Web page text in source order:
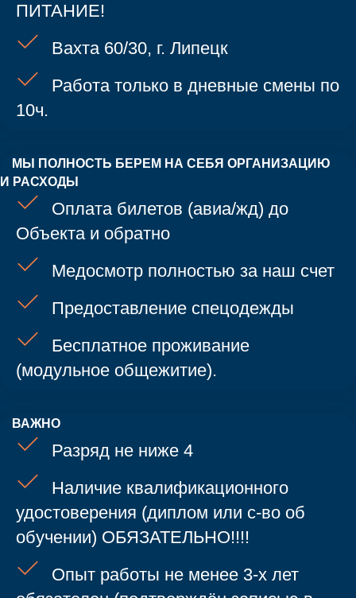
ПИТАНИЕ!
Вахта 60/30, г. Липецк
Работа только в дневные смены по
10ч.
МЫ ПОЛНОСТЬ БЕРЕМ НА СЕБЯ ОРГАНИЗАЦИЮ
И РАСХОДЫ
Оплата билетов (авиа/жд) до
Объекта и обратно
Медосмотр полностью за наш счет
Предоставление спецодежды
Бесплатное проживание
(модульное общежитие).
ВАЖНО
Разряд не ниже 4
Наличие квалификационного
удостоверения (диплом или с-во об
обучении) ОБЯЗАТЕЛЬНО!!!!
Опыт работы не менее 3-х лет